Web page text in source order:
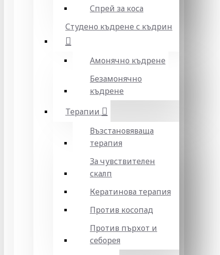
Спрей за коса
Студено къдрене с къдрин
Амонячно къдрене
Безамонячно
къдрене
Терапии
Възстановяваща
терапия
За чувствителен
скалп
Кератинова терапия
Против косопад
Против пърхот и
себорея